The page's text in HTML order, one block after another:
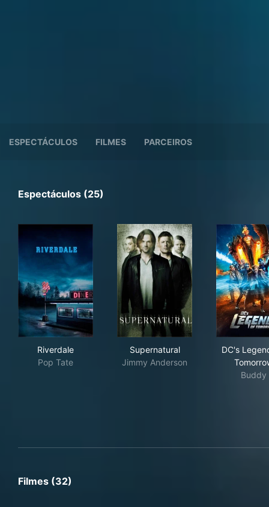
ESPECTÁCULOS FILMES PARCEIROS
Espectáculos (25)
Riverdale
Pop Tate
Supernatural
Jimmy Anderson
DC's
Buddy
Filmes (32)